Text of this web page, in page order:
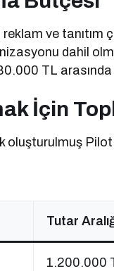
ve tanıtım
dahil
TL
İçin
oluşturulmuş
Tutar
1.200.000